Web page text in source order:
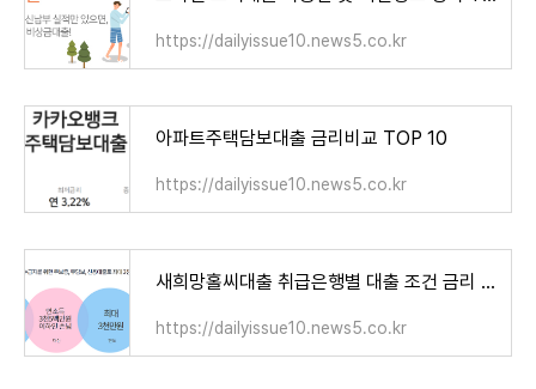
https://dailyissue10.news5.co.kr
아파트주택담보대출 금리비교 TOP 10
https://dailyissue10.news5.co.kr
새희망홀씨대출 취급은행별 대출 조건 금리 한도 신청방법 정보 TOP10
https://dailyissue10.news5.co.kr